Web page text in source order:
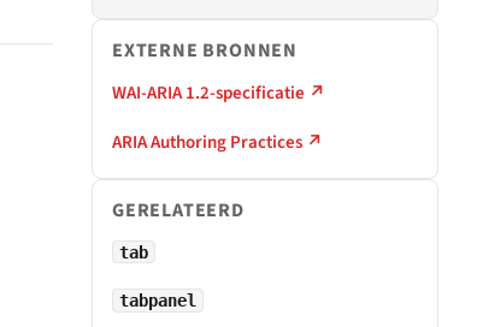
EXTERNE BRONNEN
WAI-ARIA 1.2-specificatie ↗
ARIA Authoring Practices ↗
GERELATEERD
tab
tabpanel